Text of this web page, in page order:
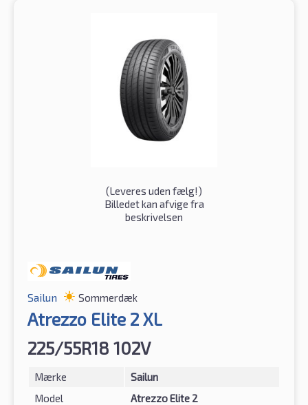
(Leveres uden fælg!)
Billedet kan afvige fra
beskrivelsen
Sailun Sommerdæk
Atrezzo Elite 2 XL
225/55R18 102V
Mærke
Sailun
Model
Atrezzo Elite 2